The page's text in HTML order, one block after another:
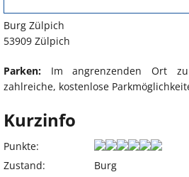
Burg Zülpich
53909 Zülpich
Parken: Im angrenzenden Ort
zahlreiche, kostenlose
Kurzinfo
Punkte:
Zustand:
Burg